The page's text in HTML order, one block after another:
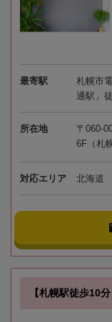
最寄駅
札幌市
通駅」
所在地
〒060-
6F（札
対応エリア 北海道
【札幌駅徒歩10